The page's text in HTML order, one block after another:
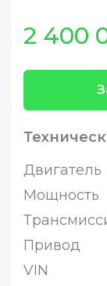
2 400
Двигатель
Мощность
Привод
VIN